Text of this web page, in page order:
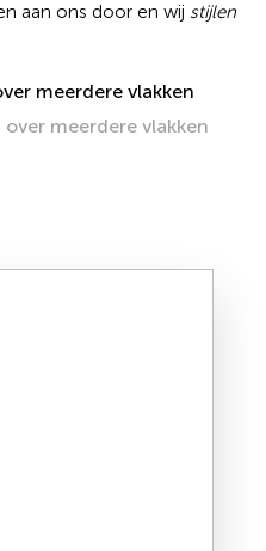
aan ons door en wij stijlen
meerdere vlakken